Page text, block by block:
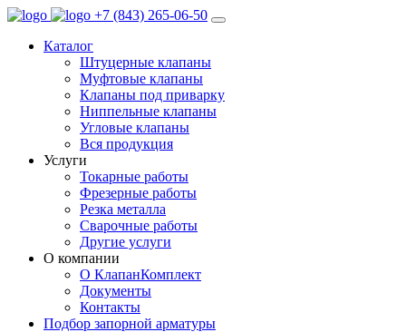
+7 (843) 265-06-50
Каталог
Штуцерные клапаны
Муфтовые клапаны
Клапаны под приварку
Ниппельные клапаны
Угловые клапаны
Вся продукция
Услуги
Токарные работы
Фрезерные работы
Резка металла
Сварочные работы
Другие услуги
О компании
О КлапанКомплект
Документы
Контакты
Подбор запорной арматуры